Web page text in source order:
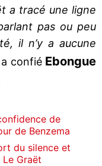
a tracé une ligne
pas ou peu
il n’y a aucune
a confié Ebongue
de
de Benzema
du silence et
Graët